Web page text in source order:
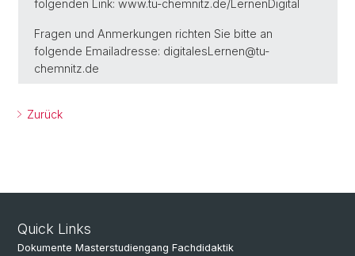
folgenden Link: www.tu-chemnitz.de/LernenDigital
Fragen und Anmerkungen richten Sie bitte an
folgende Emailadresse: digitalesLernen@tu-
chemnitz.de
Zurück
Quick Links
Dokumente Masterstudiengang Fachdidaktik